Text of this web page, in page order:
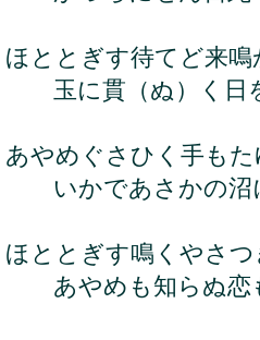
ほととぎす待てど来鳴
玉に貫（ぬ）く日
あやめぐさひく手も
いかであさかの沼
ほととぎす鳴くやさ
あやめも知らぬ恋